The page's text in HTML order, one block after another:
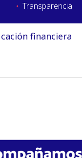
Transparencia
financiera